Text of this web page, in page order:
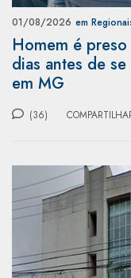
01/08/2026 em
Homem é
dias antes de
em MG
(36)